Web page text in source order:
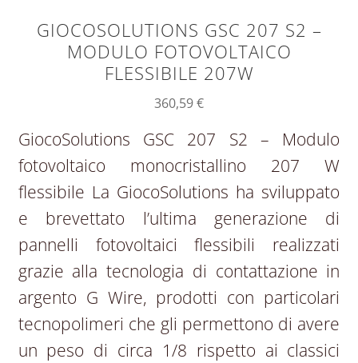
GIOCOSOLUTIONS GSC 207 S2 –
MODULO FOTOVOLTAICO
FLESSIBILE 207W
360,59€
GiocoSolutions GSC 207 S2 – Modulo
fotovoltaico monocristallino 207 W
flessibile La GiocoSolutions ha sviluppato
e brevettato l’ultima generazione di
pannelli fotovoltaici flessibili realizzati
grazie alla tecnologia di contattazione in
argento G Wire, prodotti con particolari
tecnopolimeri che gli permettono di avere
un peso di circa 1/8 rispetto ai classici